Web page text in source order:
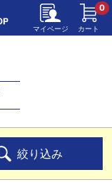
マイページ カート
0
絞り込み